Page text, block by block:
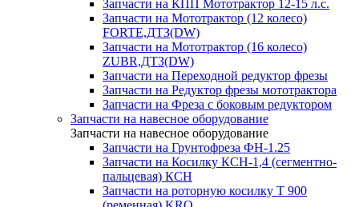
Запчасти на КПП Мототрактор 12-15 л.с.
Запчасти на Мототрактор (12 колесо)
FORTE,ДТЗ(DW)
Запчасти на Мототрактор (16 колесо)
ZUBR,ДТЗ(DW)
Запчасти на Переходной редуктор фрезы
Запчасти на Редуктор фрезы мототрактора
Запчасти на Фреза с боковым редуктором
Запчасти на навесное оборудование
Запчасти на навесное оборудование
Запчасти на Грунтофреза ФН-1.25
Запчасти на Косилку КСН-1,4 (сегментно-
пальцевая) КСН
Запчасти на роторную косилку T 900